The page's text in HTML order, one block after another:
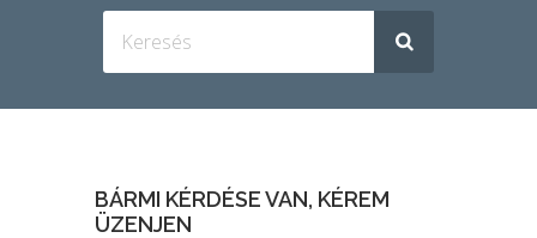
BÁRMI KÉRDÉSE VAN, KÉREM
ÜZENJEN